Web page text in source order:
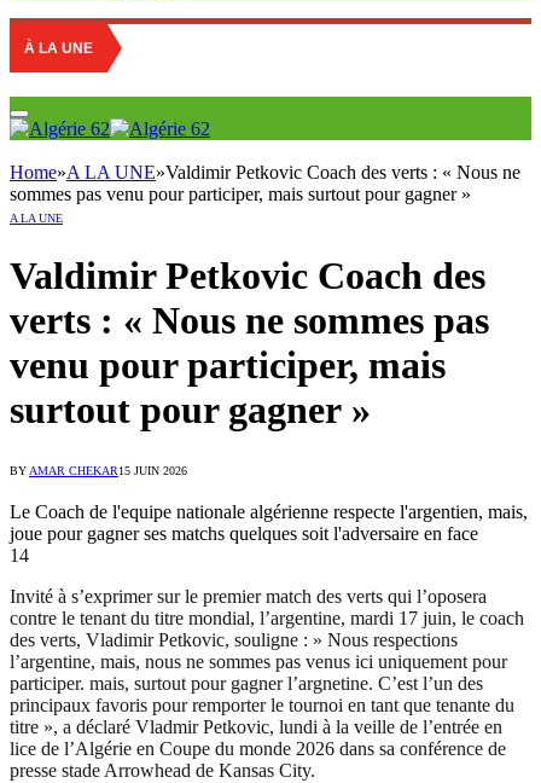
À LA UNE
Home»A LA UNE»Valdimir Petkovic Coach des verts : « Nous ne
sommes pas venu pour participer, mais surtout pour gagner »
A LA UNE
Valdimir Petkovic Coach des
verts : « Nous ne sommes pas
venu pour participer, mais
surtout pour gagner »
BYAMAR CHEKAR15 JUIN 2026
Le Coach de l'equipe nationale algérienne respecte l'argentien, mais,
joue pour gagner ses matchs quelques soit l'adversaire en face
14
Invité à s’exprimer sur le premier match des verts qui l’oposera
contre le tenant du titre mondial, l’argentine, mardi 17 juin, le coach
des verts, Vladimir Petkovic, souligne : » Nous respections
l’argentine, mais, nous ne sommes pas venus ici uniquement pour
participer. mais, surtout pour gagner l’argnetine. C’est l’un des
principaux favoris pour remporter le tournoi en tant que tenante du
titre », a déclaré Vladmir Petkovic, lundi à la veille de l’entrée en
lice de l’Algérie en Coupe du monde 2026 dans sa conférence de
presse stade Arrowhead de Kansas City.